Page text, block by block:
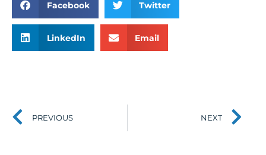
Facebook Twitter
LinkedIn Email
PREVIOUS NEXT